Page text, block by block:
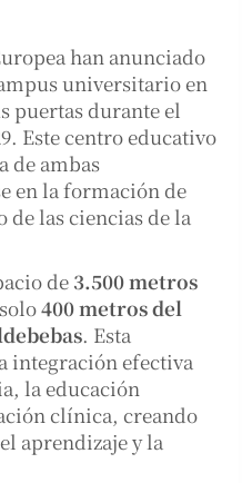
han anunciado
universitario en
puertas durante el
Este centro educativo
de ambas
en la formación de
las ciencias de la
de3.500 metros
400 metros del
. Esta
efectiva
la educación
clínica, creando
aprendizaje y la